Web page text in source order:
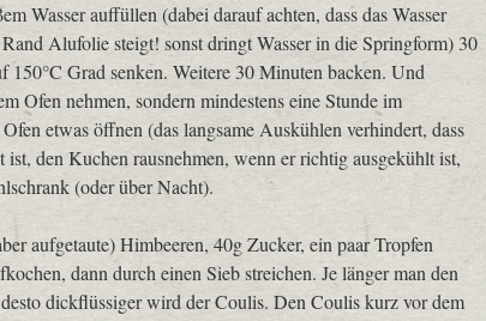
Wasser auffüllen (dabei darauf achten, dass das Wasser
Alufolie steigt! sonst dringt Wasser in die Springform) 30
150°C Grad senken. Weitere 30 Minuten backen. Und
Ofen nehmen, sondern mindestens eine Stunde im
etwas öffnen (das langsame Auskühlen verhindert, dass
den Kuchen rausnehmen, wenn er richtig ausgekühlt ist,
(oder über Nacht).
aufgetaute) Himbeeren, 40g Zucker, ein paar Tropfen
dann durch einen Sieb streichen. Je länger man den
dickflüssiger wird der Coulis. Den Coulis kurz vor dem